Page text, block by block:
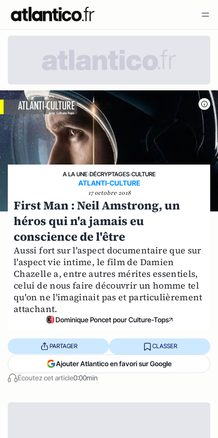
A LA UNE›DÉCRYPTAGES›CULTURE
ATLANTI-CULTURE
17 octobre 2018
First Man : Neil Amstrong, un
héros qui n'a jamais eu
conscience de l'être
Aussi fort sur l'aspect documentaire que sur
l'aspect vie intime, le film de Damien
Chazelle a, entre autres mérites essentiels,
celui de nous faire découvrir un homme tel
qu'on ne l'imaginait pas et particulièrement
attachant.
Dominique Poncet pour Culture-Tops
Écoutez cet article0:00min
PARTAGER CLASSER
Ajouter Atlantico en favori sur Google